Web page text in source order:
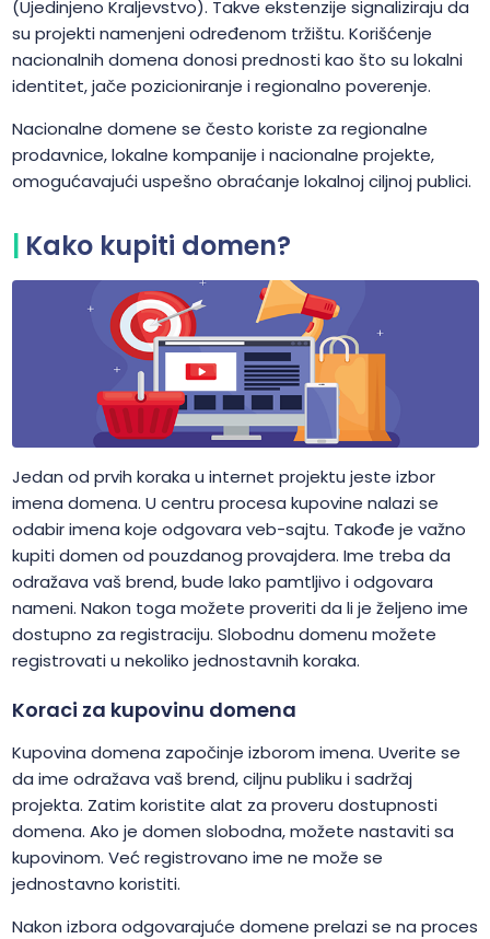
(Ujedinjeno Kraljevstvo). Takve ekstenzije signaliziraju da
su projekti namenjeni određenom tržištu. Korišćenje
nacionalnih domena donosi prednosti kao što su lokalni
identitet, jače pozicioniranje i regionalno poverenje.
Nacionalne domene se često koriste za regionalne
prodavnice, lokalne kompanije i nacionalne projekte,
omogućavajući uspešno obraćanje lokalnoj ciljnoj publici.
Kako kupiti domen?
Jedan od prvih koraka u internet projektu jeste izbor
imena domena. U centru procesa kupovine nalazi se
odabir imena koje odgovara veb-sajtu. Takođe je važno
kupiti domen od pouzdanog provajdera. Ime treba da
odražava vaš brend, bude lako pamtljivo i odgovara
nameni. Nakon toga možete proveriti da li je željeno ime
dostupno za registraciju. Slobodnu domenu možete
registrovati u nekoliko jednostavnih koraka.
Koraci za kupovinu domena
Kupovina domena započinje izborom imena. Uverite se
da ime odražava vaš brend, ciljnu publiku i sadržaj
projekta. Zatim koristite alat za proveru dostupnosti
domena. Ako je domen slobodna, možete nastaviti sa
kupovinom. Već registrovano ime ne može se
jednostavno koristiti.
Nakon izbora odgovarajuće domene prelazi se na proces